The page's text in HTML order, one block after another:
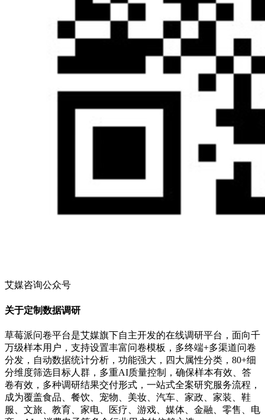
艾媒咨询公众号
关于定制数据调研
草莓派问卷平台是艾媒旗下自主开发的在线调研平台，面向千
万级样本用户，支持设置丰富问卷模板，多终端+多渠道问卷
分发，自动数据统计分析，功能强大，四大属性分类，80+细
分维度筛选目标人群，多重AI质量控制，确保样本有效、答
卷有效，多种调研结果交付形式，一站式全案研究服务流程，
成为覆盖食品、餐饮、宠物、美妆、汽车、家政、家装、鞋
服、文旅、教育、家电、医疗、游戏、媒体、金融、零售、电